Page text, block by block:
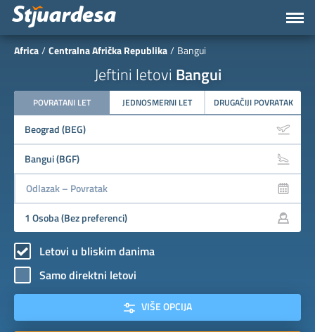
Africa Centralna Afrička Republika Bangui
Jeftini letovi Bangui
POVRATANI LET JEDNOSMERNI LET DRUGAČIJI POVRATAK
Letovi u bliskim danima
Samo direktni letovi
VIŠE OPCIJA